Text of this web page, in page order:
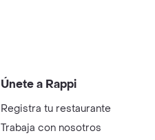
Únete a Rappi
Registra tu restaurante
Trabaja con nosotros